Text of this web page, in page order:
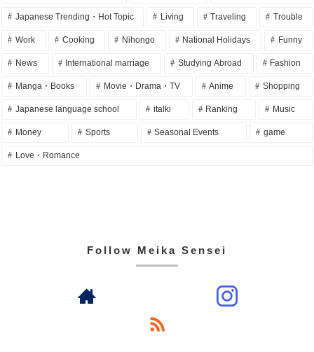
Japanese Trending・Hot Topic Living Traveling Trouble
Work Cooking Nihongo National Holidays Funny
News International marriage Studying Abroad Fashion
Manga・Books Movie・Drama・TV Anime Shopping
Japanese language school italki Ranking Music
Money Sports Seasonal Events game
Love・Romance
Follow Meika Sensei